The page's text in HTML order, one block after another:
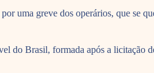
uma greve dos operários, que se
do Brasil, formada após a licitação